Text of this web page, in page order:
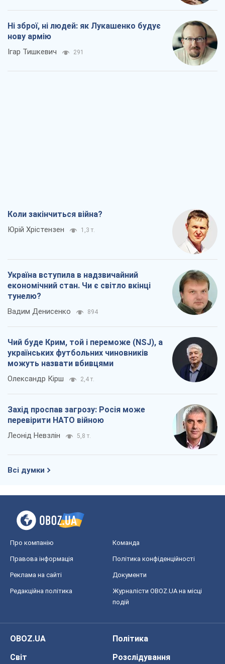
Ні зброї, ні людей: як Лукашенко будує
нову армію
Ігар Тишкевич 291
Коли закінчиться війна?
Юрій Хрістензен 1,3 т.
Україна вступила в надзвичайний
економічний стан. Чи є світло вкінці
тунелю?
Вадим Денисенко 894
Чий буде Крим, той і переможе (NSJ), а
українських футбольних чиновників
можуть назвати вбивцями
Олександр Кірш 2,4 т.
Захід проспав загрозу: Росія може
перевірити НАТО війною
Леонід Невзлін 5,8 т.
Всі думки
Про компанію Команда
Правова інформація Політика конфіденційності
Реклама на сайті Документи
Редакційна політика
Журналісти OBOZ.UA на місці
подій
OBOZ.UA
Політика
Світ
Розслідування